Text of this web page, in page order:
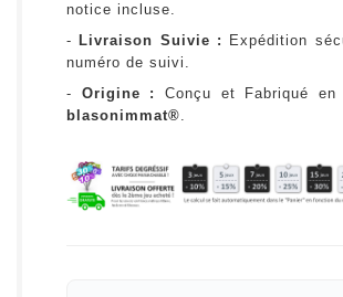
notice incluse.
- Livraison Suivie :
Expédition
numéro de suivi.
- Origine :
Conçu et Fabriqué en
blasonimmat®.